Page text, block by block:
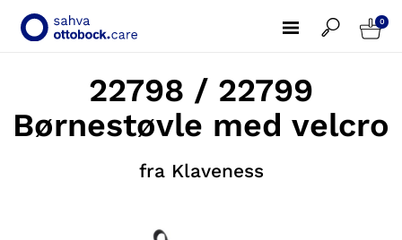
0
22798 / 22799
Børnestøvle med velcro
fra Klaveness